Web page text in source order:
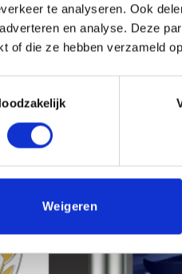
te analyseren. Ook
en analyse. Deze
of die ze hebben verzameld
Weigeren